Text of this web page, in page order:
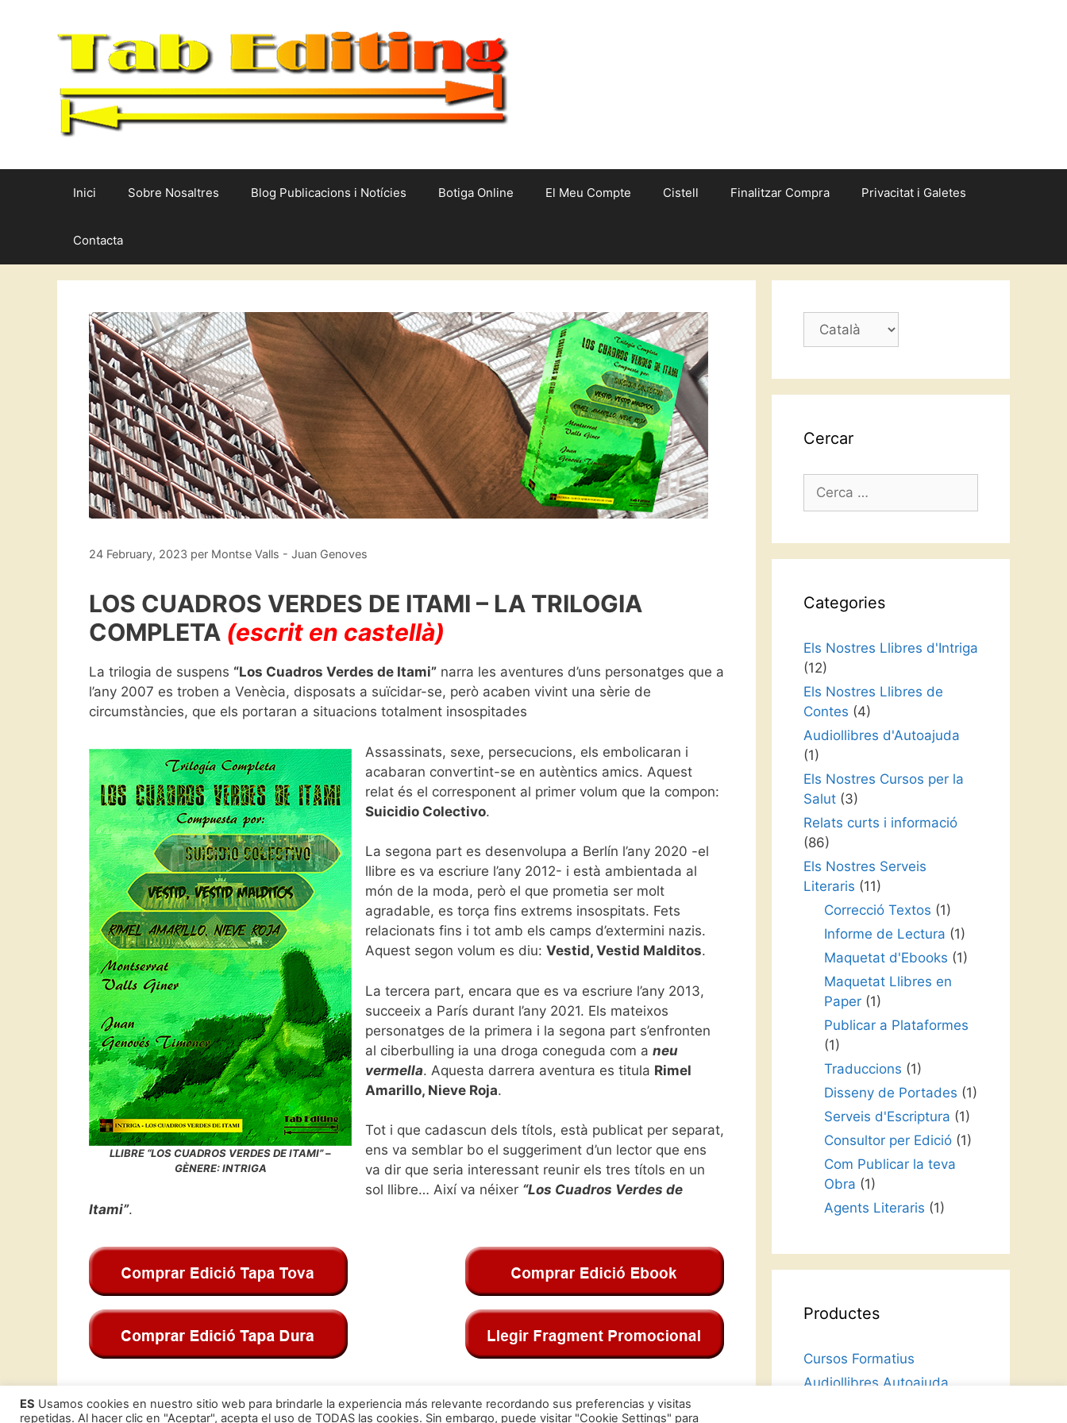
Inici Sobre Nosaltres Blog Publicacions i Notícies Botiga Online El Meu Compte Cistell Finalitzar Compra Privacitat i Galetes
Contacta
24 February, 2023 per Montse Valls - Juan Genoves
LOS CUADROS VERDES DE ITAMI – LA TRILOGIA
COMPLETA (escrit en castellà)
La trilogia de suspens “Los Cuadros Verdes de Itami” narra les aventures d’uns personatges que a
l’any 2007 es troben a Venècia, disposats a suïcidar-se, però acaben vivint una sèrie de
circumstàncies, que els portaran a situacions totalment insospitades
LLIBRE “LOS CUADROS VERDES DE ITAMI” –
GÈNERE: INTRIGA
Assassinats, sexe, persecucions, els embolicaran i
acabaran convertint-se en autèntics amics. Aquest
relat és el corresponent al primer volum que la compon:
Suicidio Colectivo.
La segona part es desenvolupa a Berlín l’any 2020 -el
llibre es va escriure l’any 2012- i està ambientada al
món de la moda, però el que prometia ser molt
agradable, es torça fins extrems insospitats. Fets
relacionats fins i tot amb els camps d’extermini nazis.
Aquest segon volum es diu: Vestid, Vestid Malditos.
La tercera part, encara que es va escriure l’any 2013,
succeeix a París durant l’any 2021. Els mateixos
personatges de la primera i la segona part s’enfronten
al ciberbulling ia una droga coneguda com a neu
vermella. Aquesta darrera aventura es titula Rimel
Amarillo, Nieve Roja.
Tot i que cadascun dels títols, està publicat per separat,
ens va semblar bo el suggeriment d’un lector que ens
va dir que seria interessant reunir els tres títols en un
sol llibre… Així va néixer “Los Cuadros Verdes de
Itami”.
F
T W E C
Trieu
Cercar
Cerca:
Categories
Els Nostres Llibres d'Intriga
(12)
Els Nostres Llibres de
Contes (4)
Audiollibres d'Autoajuda
(1)
Els Nostres Cursos per la
Salut (3)
Relats curts i informació
(86)
Els Nostres Serveis
Literaris (11)
Correcció Textos (1)
Informe de Lectura (1)
Maquetat d'Ebooks (1)
Maquetat Llibres en
Paper(1)
Publicar a Plataformes
(1)
Traduccions (1)
Disseny de Portades (1)
Serveis d'Escriptura (1)
Consultor per Edició(1)
Com Publicar la teva
Obra (1)
Agents Literaris (1)
Productes
Cursos Formatius
Audiollibres Autoajuda
ES Usamos cookies en nuestro sitio web para brindarle la experiencia más relevante recordando sus preferencias y visitas
repetidas. Al hacer clic en "Aceptar", acepta el uso de TODAS las cookies. Sin embargo, puede visitar "Cookie Settings" para